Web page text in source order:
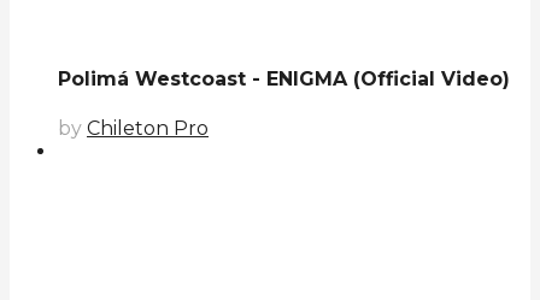
Polimá Westcoast - ENIGMA (Official Video)
by Chileton Pro